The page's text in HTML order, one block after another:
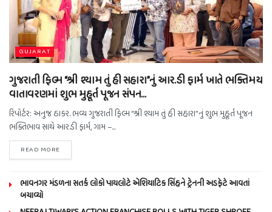
GUJARAT
ગુજરાતી ફિલ્મ “શ્રી શ્યામ તું હી સહારા”નું આર.ડી ફાર્મ ખાતે ભક્તિમય
વાતાવરણમાં શુભ મુહૂર્ત પૂજન સંપન…
રિપોર્ટર: અનુજ ઠાકર. ભવ્ય ગુજરાતી ફિલ્મ “શ્રી શ્યામ તું હી સહારા”નું શુભ મુહૂર્ત પૂજન
ભક્તિભાવ સાથે આર.ડી ફાર્મ, ગામ –...
READ MORE
ભાવનગર મંડળના સતર્ક લોકો પાયલોટે એશિયાટિક સિંહને ટ્રેનની અડફેટે આવતાં
બચાવ્યો